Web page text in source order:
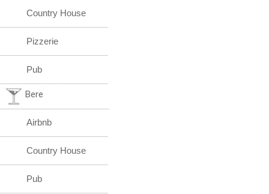
Country House
Pizzerie
Pub
Bere
Airbnb
Country House
Pub